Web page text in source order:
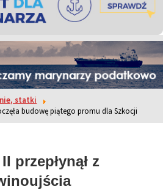
statki
budowę piątego promu dla Szkocji
przepłynął z